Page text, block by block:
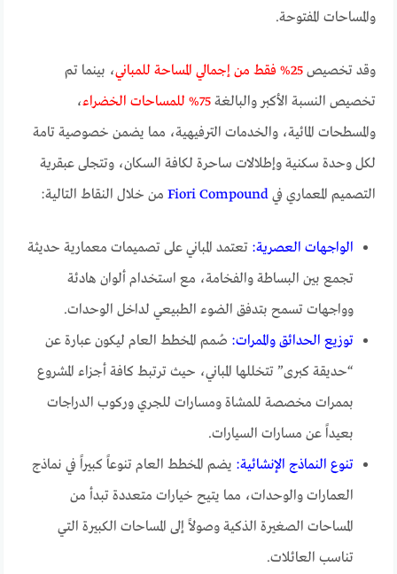
والمساحات المفتوحة.
وقد تخصيص25% فقط من إجمالي المساحة للمباني
، بينما تم
تخصيص النسبة الأكبر والبالغة75% للمساحات الخضراء
،
والمسطحات المائية، والخدمات الترفيهية، مما يضمن خصوصية تامة
لكل وحدة سكنية وإطلالات ساحرة لكافة السكان، وتتجلى عبقرية
التصميم المعماري فيFiori Compound من خلال النقاط التالية:
الواجهات العصرية: تعتمد المباني على تصميمات معمارية حديثة
تجمع بين البساطة والفخامة، مع استخدام ألوان هادئة
وواجهات تسمح بتدفق الضوء الطبيعي لداخل الوحدات.
توزيع الحدائق والممرات: صُمم المخطط العام ليكون عبارة عن
“حديقة كبرى” تتخللها المباني، حيث ترتبط كافة أجزاء المشروع
بممرات مخصصة للمشاة ومسارات للجري وركوب الدراجات
بعيداً عن مسارات السيارات.
تنوع النماذج الإنشائية: يضم المخطط العام تنوعاً كبيراً في نماذج
العمارات والوحدات، مما يتيح خيارات متعددة تبدأ من
المساحات الصغيرة الذكية وصولاً إلى المساحات الكبيرة التي
تناسب العائلات.